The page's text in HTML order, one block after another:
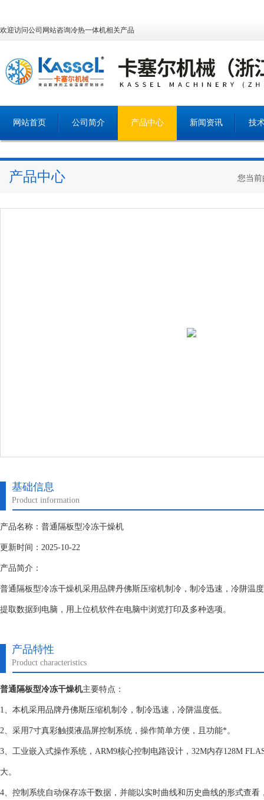
欢迎访问公司网站咨询冷热一体机相关产品
网站首页 公司简介 产品中心 新闻资讯 技
产品中心 您当
基础信息
Product information
产品名称：普通隔板型冷冻干燥机
更新时间：2025-10-22
产品简介：
普通隔板型冷冻干燥机采用品牌丹佛斯压缩机制冷，制冷迅速，冷阱温
提取数据到电脑，用上位机软件在电脑中浏览打印及多种选项。
产品特性
Product characteristics
普通隔板型冷冻干燥机主要特点：
1、本机采用品牌丹佛斯压缩机制冷，制冷迅速，冷阱温度低。
2、采用7寸真彩触摸液晶屏控制系统，操作简单方便，且功能*。
3、工业嵌入式操作系统，ARM9核心控制电路设计，32M内存128M
大。
4、控制系统自动保存冻干数据，并能以实时曲线和历史曲线的形式查看